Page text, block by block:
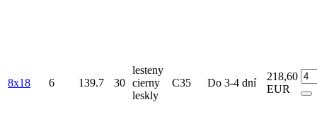
8x18 6 139.7 30
lesteny
cierny
leskly
C35 Do 3-4 dní
218,60
EUR